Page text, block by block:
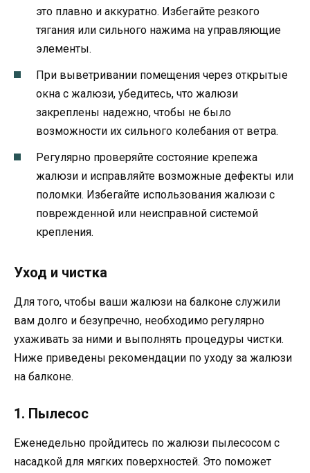
это плавно и аккуратно. Избегайте резкого
тягания или сильного нажима на управляющие
элементы.
При выветривании помещения через открытые
окна с жалюзи, убедитесь, что жалюзи
закреплены надежно, чтобы не было
возможности их сильного колебания от ветра.
Регулярно проверяйте состояние крепежа
жалюзи и исправляйте возможные дефекты или
поломки. Избегайте использования жалюзи с
поврежденной или неисправной системой
крепления.
Уход и чистка
Для того, чтобы ваши жалюзи на балконе служили
вам долго и безупречно, необходимо регулярно
ухаживать за ними и выполнять процедуры чистки.
Ниже приведены рекомендации по уходу за жалюзи
на балконе.
1. Пылесос
Еженедельно пройдитесь по жалюзи пылесосом с
насадкой для мягких поверхностей. Это поможет